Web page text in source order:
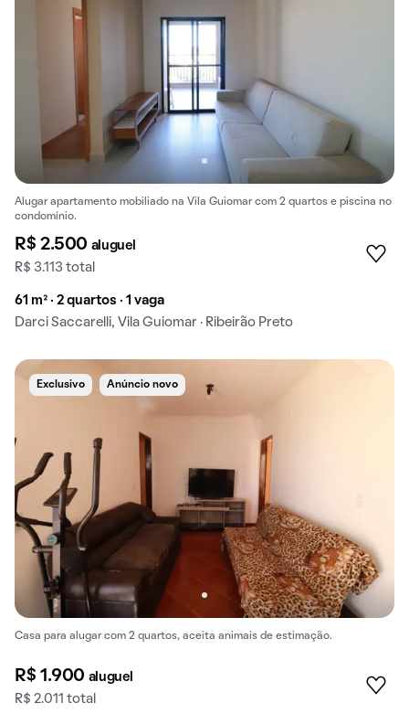
Alugar apartamento mobiliado na Vila Guiomar com 2 quartos e piscina no
condomínio.
R$ 2.500 aluguel
R$ 3.113 total
61 m² · 2 quartos · 1 vaga
Darci Saccarelli, Vila Guiomar · Ribeirão Preto
Exclusivo Anúncio novo
Casa para alugar com 2 quartos, aceita animais de estimação.
R$ 1.900 aluguel
R$ 2.011 total